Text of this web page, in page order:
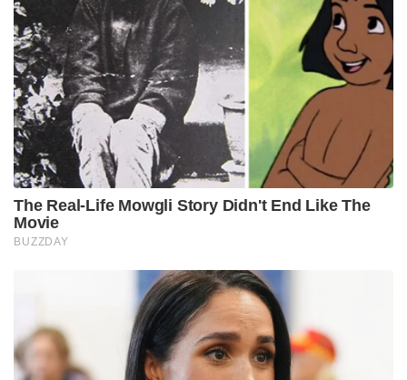
The Real-Life Mowgli Story Didn't End Like The
Movie
BUZZDAY